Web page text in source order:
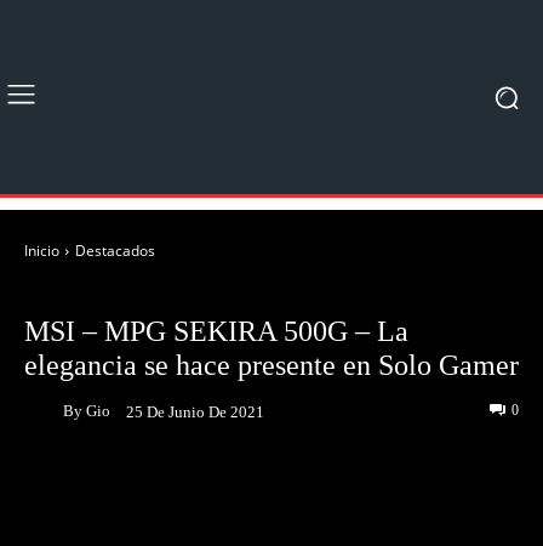
Inicio Destacados
MSI – MPG SEKIRA 500G – La
elegancia se hace presente en Solo Gamer
By Gio 25 De Junio De 2021 0